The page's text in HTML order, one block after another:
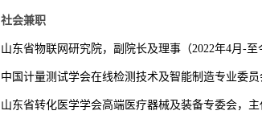
社会兼职
山东省物联网研究院，副院长及理事（2022年4月 -至
中国计量测试学会在线检测技术及智能制造专业委
山东省转化医学学会高端医疗器械及装备专委会，主